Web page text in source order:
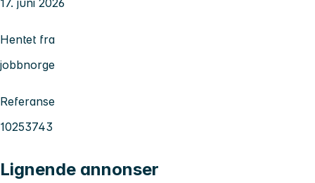
Hentet fra
jobbnorge
Referanse
10253743
Lignende annonser